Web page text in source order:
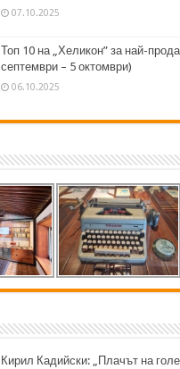
07.10.2025
Топ 10 на „Хеликон” за най-
септември – 5 октомври)
06.10.2025
Кирил Кадийски: „Плачът на